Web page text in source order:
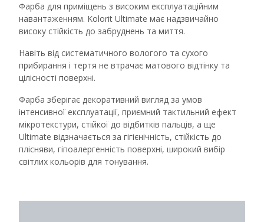
Фарба для приміщень з високим експлуатаційним
навантаженням. Kolorit Ultimate має надзвичайно
високу стійкість до забруднень та миття.
Навіть від систематичного вологого та сухого
прибирання і тертя не втрачає матового відтінку та
цілісності поверхні.
Фарба зберігає декоративний вигляд за умов
інтенсивної експлуатації, приємний тактильний ефект
мікротекстури, стійкої до відбитків пальців, а ще
Ultimate відзначається за гігієнічність, стійкість до
плісняви, гіпоалергенність поверхні, широкий вибір
світлих кольорів для тонування.